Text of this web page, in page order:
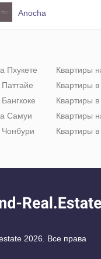
Anocha
Пхукете
Самуи
Квартиры
Квартиры
Квартиры в
Квартиры
Квартиры
2026. Все права